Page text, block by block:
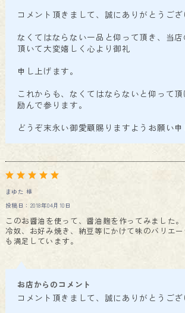
コメント頂きまして、誠にありがとうござ
なくてはならない一品と仰って頂き、当
頂いて大変嬉しく心より御礼
申し上げます。
これからも、なくてはならないと仰って
励んで参ります。
どうぞ末永い御愛顧賜りますようお願い申
まゆた 様
投稿日：2018年04月10日
このお醤油を使って、醤油麹を作ってみました。
冷奴、お好み焼き、納豆等にかけて味のバリエ
も満足しています。
お店からのコメント
コメント頂きまして、誠にありがとうござ